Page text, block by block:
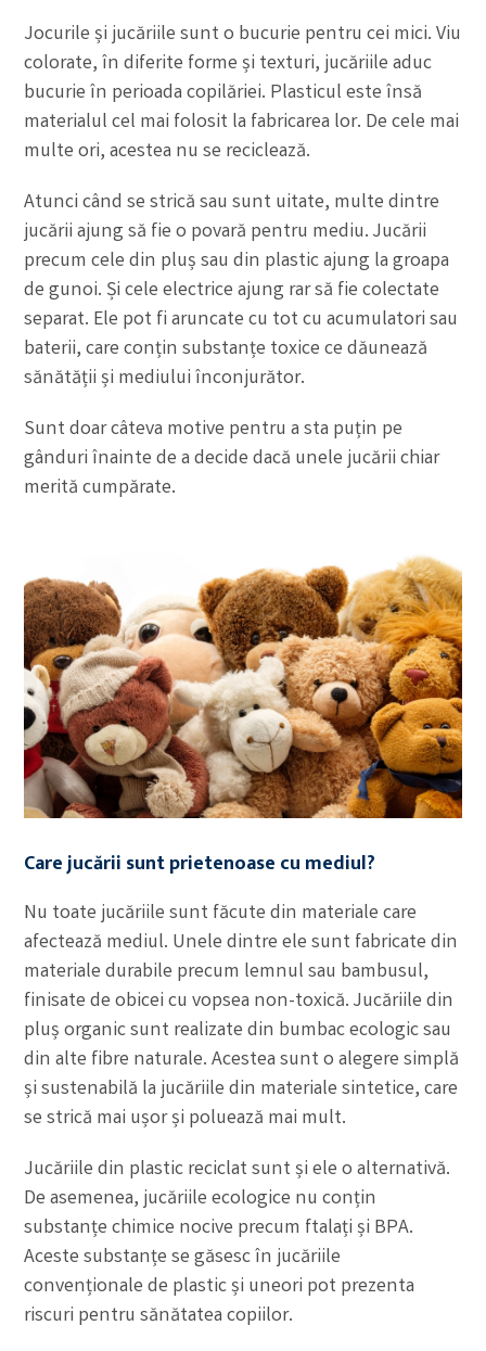
Jocurile și jucăriile sunt o bucurie pentru cei mici. Viu
colorate, în diferite forme și texturi, jucăriile aduc
bucurie în perioada copilăriei. Plasticul este însă
materialul cel mai folosit la fabricarea lor. De cele mai
multe ori, acestea nu se reciclează.
Atunci când se strică sau sunt uitate, multe dintre
jucării ajung să fie o povară pentru mediu. Jucării
precum cele din pluș sau din plastic ajung la groapa
de gunoi. Și cele electrice ajung rar să fie colectate
separat. Ele pot fi aruncate cu tot cu acumulatori sau
baterii, care conțin substanțe toxice ce dăunează
sănătății și mediului înconjurător.
Sunt doar câteva motive pentru a sta puțin pe
gânduri înainte de a decide dacă unele jucării chiar
merită cumpărate.
Care jucării sunt prietenoase cu mediul?
Nu toate jucăriile sunt făcute din materiale care
afectează mediul. Unele dintre ele sunt fabricate din
materiale durabile precum lemnul sau bambusul,
finisate de obicei cu vopsea non-toxică. Jucăriile din
pluș organic sunt realizate din bumbac ecologic sau
din alte fibre naturale. Acestea sunt o alegere simplă
și sustenabilă la jucăriile din materiale sintetice, care
se strică mai ușor și poluează mai mult.
Jucăriile din plastic reciclat sunt și ele o alternativă.
De asemenea, jucăriile ecologice nu conțin
substanțe chimice nocive precum ftalați și BPA.
Aceste substanțe se găsesc în jucăriile
convenționale de plastic și uneori pot prezenta
riscuri pentru sănătatea copiilor.